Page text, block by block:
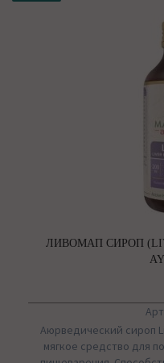
ЛИВОМАП СИРОП
Аюрведический сироп
мягкое средство для